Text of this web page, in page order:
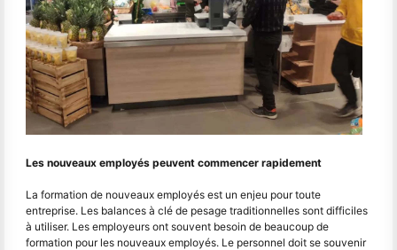
Les nouveaux employés peuvent commencer rapidement
La formation de nouveaux employés est un enjeu pour toute
entreprise. Les balances à clé de pesage traditionnelles sont difficiles
à utiliser. Les employeurs ont souvent besoin de beaucoup de
formation pour les nouveaux employés. Le personnel doit se souvenir